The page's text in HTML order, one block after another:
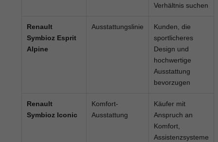
Verhältnis suchen
Renault
Symbioz Esprit
Alpine
Ausstattungslinie
Kunden, die
sportlicheres
Design und
hochwertige
Ausstattung
bevorzugen
Renault
Symbioz Iconic
Komfort-
Ausstattung
Käufer mit
Anspruch an
Komfort,
Assistenzsysteme